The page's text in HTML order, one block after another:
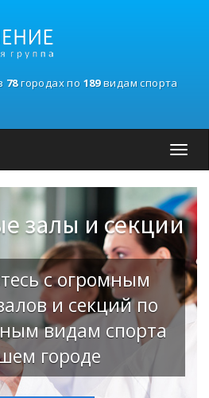
78городах по 189видам спорта
залы и секции
с огромным
и секций по
видам спорта
городе